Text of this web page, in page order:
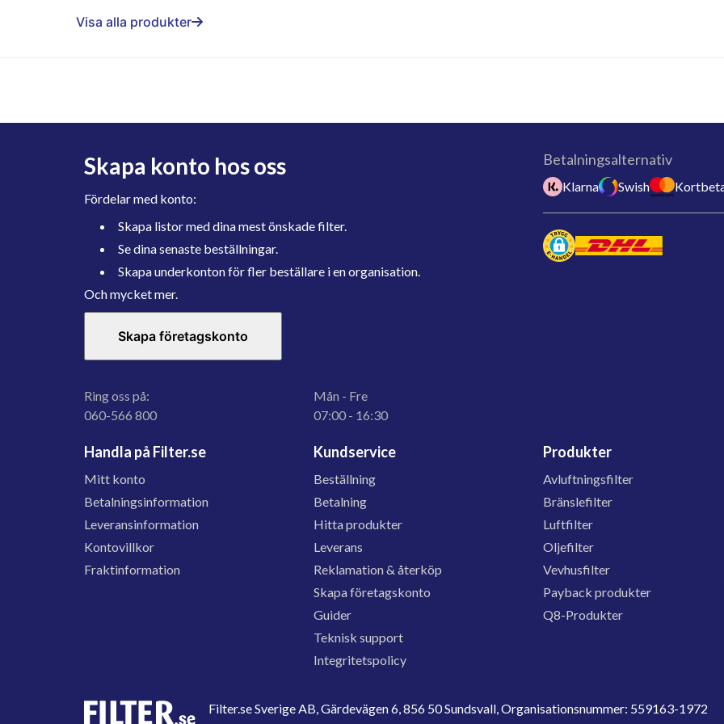
Visa alla produkter
Skapa konto hos oss
Fördelar med konto:
Skapa listor med dina mest önskade filter.
Se dina senaste beställningar.
Skapa underkonton för fler beställare i en organisation.
Och mycket mer.
Skapa företagskonto
Ring oss på:
060-566 800
Mån - Fre
07:00 - 16:30
Betalningsalternativ
Klarna Swish
Handla på Filter.se
Mitt konto
Betalningsinformation
Leveransinformation
Kontovillkor
Fraktinformation
Kundservice
Beställning
Betalning
Hitta produkter
Leverans
Reklamation & återköp
Skapa företagskonto
Guider
Teknisk support
Integritetspolicy
Produkter
Avluftningsfilter
Bränslefilter
Luftfilter
Oljefilter
Vevhusfilter
Payback produkter
Q8-Produkter
Filter.se Sverige AB, Gärdevägen 6, 856 50 Sundsvall, Organisationsnummer: 559163-1972